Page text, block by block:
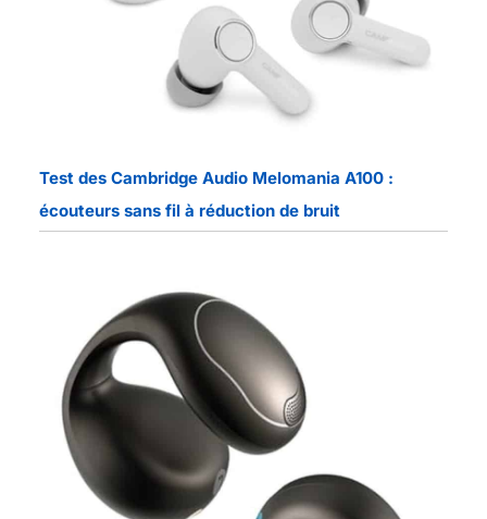
Test des Cambridge Audio Melomania A100 :
écouteurs sans fil à réduction de bruit